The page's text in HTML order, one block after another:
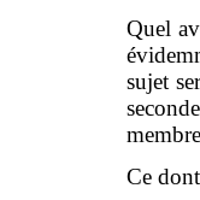
Quel
sujet
Ce